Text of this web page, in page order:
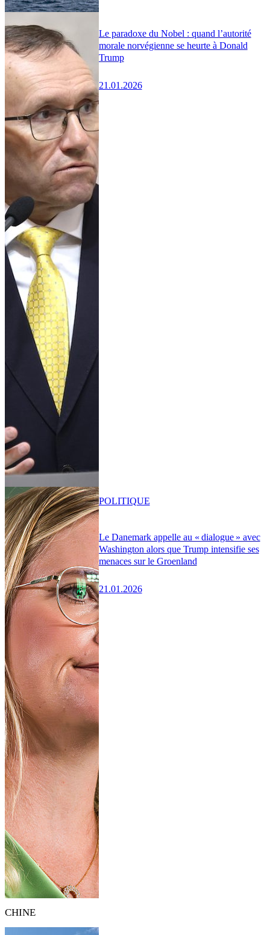
Le paradoxe du Nobel : quand l’autorité
morale norvégienne se heurte à Donald
Trump
21.01.2026
Le Danemark appelle au « dialogue » avec
Washington alors que Trump intensifie ses
menaces sur le Groenland
21.01.2026
POLITIQUE
CHINE